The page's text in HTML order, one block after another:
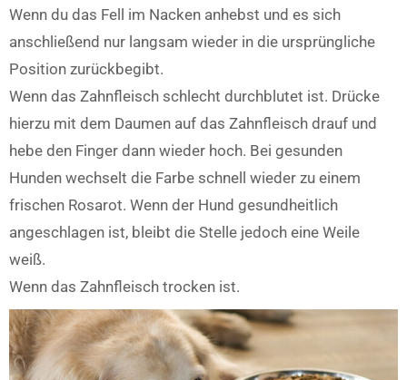
Wenn du das Fell im Nacken anhebst und es sich
anschließend nur langsam wieder in die ursprüngliche
Position zurückbegibt.
Wenn das Zahnfleisch schlecht durchblutet ist. Drücke
hierzu mit dem Daumen auf das Zahnfleisch drauf und
hebe den Finger dann wieder hoch. Bei gesunden
Hunden wechselt die Farbe schnell wieder zu einem
frischen Rosarot. Wenn der Hund gesundheitlich
angeschlagen ist, bleibt die Stelle jedoch eine Weile
weiß.
Wenn das Zahnfleisch trocken ist.